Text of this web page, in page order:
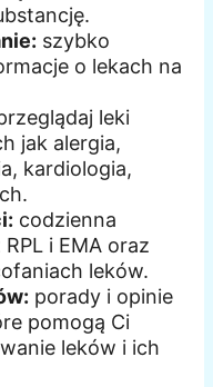
szybko
o lekach na
leki
jak alergia,
kardiologia,
codzienna
i EMA oraz
leków.
porady i opinie
pomogą Ci
leków i ich